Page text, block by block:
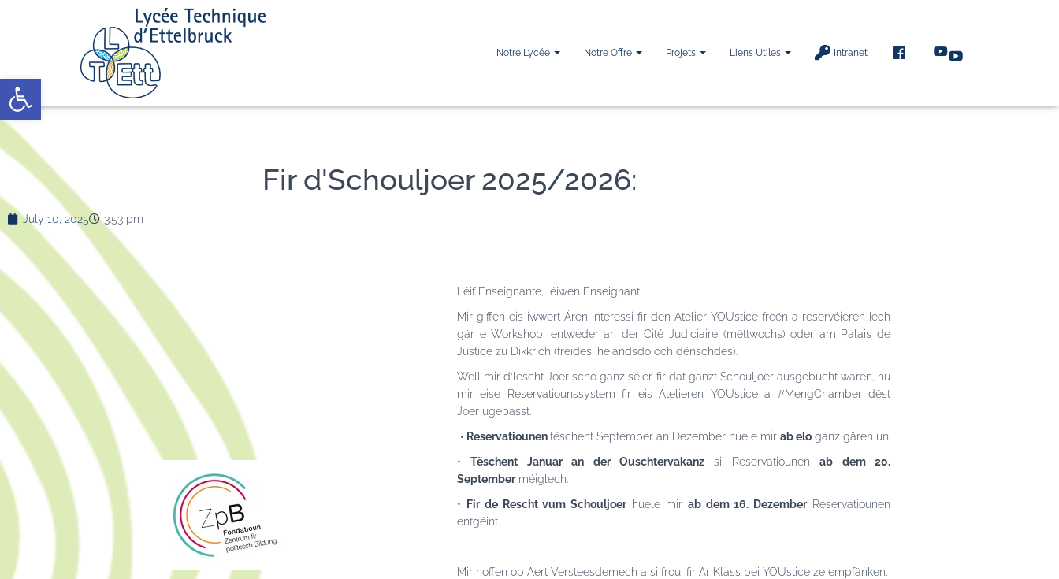
Open toolbar
Notre Lycée Notre Offre Projets Liens Utiles Intranet
Fir d'Schouljoer 2025/2026:
July 10, 2025 3:53 pm
Léif Enseignante, léiwen Enseignant,
Mir giffen eis iwwert Ären Interessi fir den Atelier YOUstice freën a reservéieren Iech
gär e Workshop, entweder an der Cité Judiciaire (mëttwochs) oder am Palais de
Justice zu Dikkrich (freides, heiandsdo och dënschdes).
Well mir d’lescht Joer scho ganz séier fir dat ganzt Schouljoer ausgebucht waren, hu
mir eise Reservatiounssystem fir eis Atelieren YOUstice a #MengChamber dëst
Joer ugepasst.
• Reservatiounentëschent September an Dezember huele mir ab elo ganz gären un.
•Tëschent Januar an der Ouschtervakanz si Reservatiounenab dem 20.
Septemberméiglech.
•
Fir de Rescht vum Schouljoerhuele mir ab dem 16. DezemberReservatiounen
entgéint.
Mir hoffen op Äert Versteesdemech a si frou, fir Är Klass bei YOUstice ze empfänken.